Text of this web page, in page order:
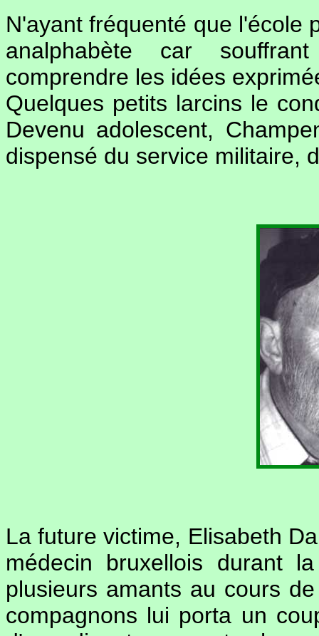
N'ayant fréquenté que l'école
analphabète car
comprendre les idées
Quelques petits larcins le
Devenu adolescent,
dispensé du service militaire,
La future victime, Elisabeth
médecin bruxellois durant
plusieurs amants au cours
compagnons lui porta un